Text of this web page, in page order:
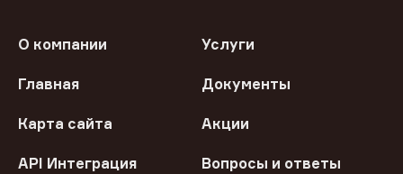
О компании Услуги
Главная Документы
Карта сайта Акции
API Интеграция Вопросы и ответы